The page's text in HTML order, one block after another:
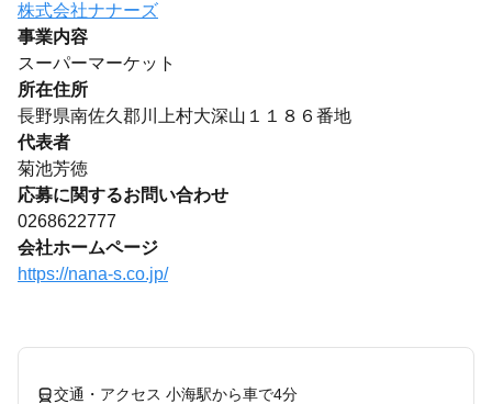
株式会社ナナーズ
事業内容
スーパーマーケット
所在住所
長野県南佐久郡川上村大深山１１８６番地
代表者
菊池芳徳
応募に関するお問い合わせ
0268622777
会社ホームページ
https://nana-s.co.jp/
交通・アクセス 小海駅から車で4分